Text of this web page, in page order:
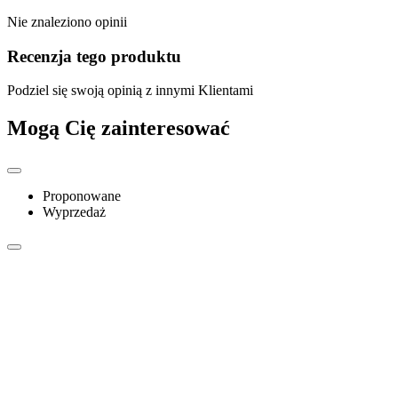
Nie znaleziono opinii
Recenzja tego produktu
Podziel się swoją opinią z innymi Klientami
Mogą Cię zainteresować
Proponowane
Wyprzedaż